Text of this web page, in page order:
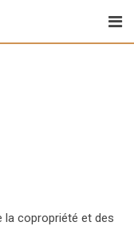
la copropriété et des